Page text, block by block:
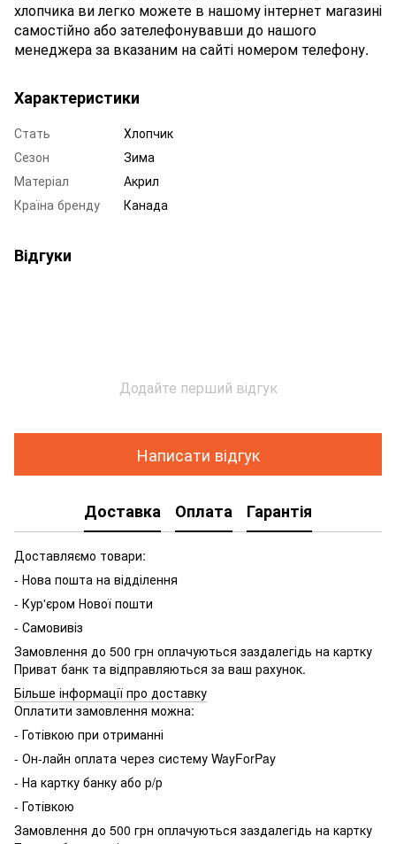
хлопчика ви легко можете в нашому інтернет магазині
самостійно або зателефонувавши до нашого
менеджера за вказаним на сайті номером телефону.
Характеристики
Стать
Хлопчик
Сезон
Зима
Матеріал
Акрил
Країна бренду
Канада
Відгуки
Додайте перший відгук
Написати відгук
Доставка Оплата Гарантія
Доставляємо товари:
- Нова пошта на відділення
- Кур'єром Нової пошти
- Самовивіз
Замовлення до 500 грн оплачуються заздалегідь на картку
Приват банк та відправляються за ваш рахунок.
Більше інформації про доставку
Оплатити замовлення можна:
- Готівкою при отриманні
- Он-лайн оплата через систему WayForPay
- На картку банку або р/р
- Готівкою
Замовлення до 500 грн оплачуються заздалегідь на картку